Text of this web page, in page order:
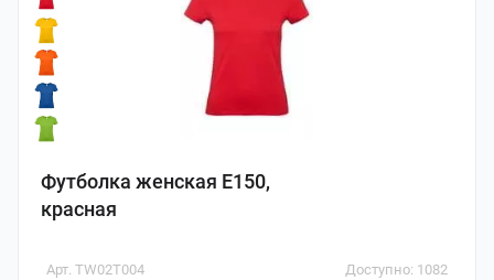
Футболка женская E150,
красная
Арт. TW02T004 Доступно: 1082